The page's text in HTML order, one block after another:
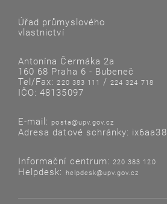
Úřad průmyslového
vlastnictví
Antonína Čermáka 2a
160 68 Praha 6 - Bubeneč
Tel/Fax:220 383 111 /224 324 718
IČO: 48135097
E-mail: posta@upv.gov.cz
Adresa datové schránky: ix6aa38
Informační centrum: 220 383 120
Helpdesk: helpdesk@upv.gov.cz